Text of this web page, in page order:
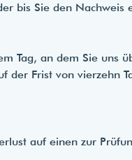
bis Sie den Nachweis
Tag, an dem Sie uns
der Frist von vierzehn
auf einen zur